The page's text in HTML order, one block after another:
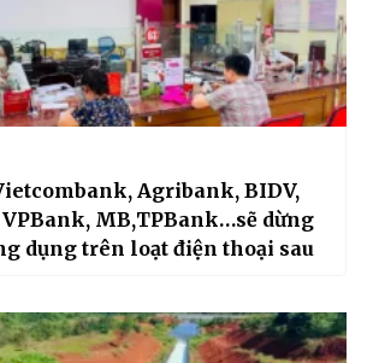
Agribank, BIDV,
MB,TPBank…sẽ dừng
dụng trên loạt điện thoại sau